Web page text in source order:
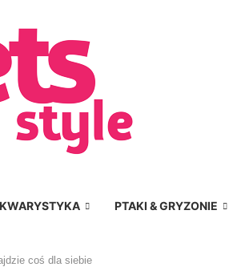
PTAKI & GRYZONIE
coś dla siebie